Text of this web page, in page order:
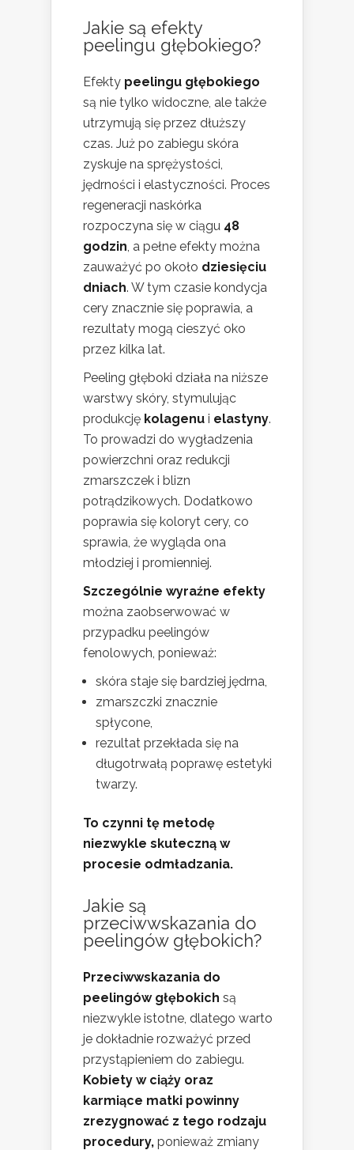
Jakie są efekty
peelingu głębokiego?
Efekty peelingu głębokiego
są nie tylko widoczne, ale także
utrzymują się przez dłuższy
czas. Już po zabiegu skóra
zyskuje na sprężystości,
jędrności i elastyczności. Proces
regeneracji naskórka
rozpoczyna się w ciągu 48
godzin , a pełne efekty można
zauważyć po około dziesięciu
dniach. W tym czasie kondycja
cery znacznie się poprawia, a
rezultaty mogą cieszyć oko
przez kilka lat.
Peeling głęboki działa na niższe
warstwy skóry, stymulując
produkcję kolagenu i elastyny.
To prowadzi do wygładzenia
powierzchni oraz redukcji
zmarszczek i blizn
potrądzikowych. Dodatkowo
poprawia się koloryt cery, co
sprawia, że wygląda ona
młodziej i promienniej.
Szczególnie wyraźne efekty
można zaobserwować w
przypadku peelingów
fenolowych, ponieważ:
skóra staje się bardziej jędrna,
zmarszczki znacznie
spłycone,
rezultat przekłada się na
długotrwałą poprawę estetyki
twarzy.
To czynni tę metodę
niezwykle skuteczną w
procesie odmładzania.
Jakie są
przeciwwskazania do
peelingów głębokich?
Przeciwwskazania do
peelingów głębokich są
niezwykle istotne, dlatego warto
je dokładnie rozważyć przed
przystąpieniem do zabiegu.
Kobiety w ciąży oraz
karmiące matki powinny
zrezygnować z tego rodzaju
procedury, ponieważ zmiany